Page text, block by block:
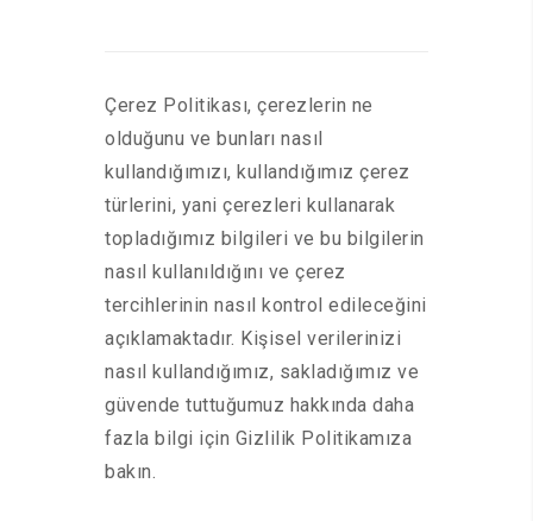
Çerez Politikası, çerezlerin ne
olduğunu ve bunları nasıl
kullandığımızı, kullandığımız çerez
türlerini, yani çerezleri kullanarak
topladığımız bilgileri ve bu bilgilerin
nasıl kullanıldığını ve çerez
tercihlerinin nasıl kontrol edileceğini
açıklamaktadır. Kişisel verilerinizi
nasıl kullandığımız, sakladığımız ve
güvende tuttuğumuz hakkında daha
fazla bilgi için Gizlilik Politikamıza
bakın.